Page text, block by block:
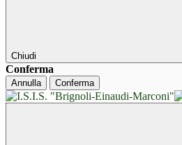
Chiudi
Conferma
Annulla Conferma